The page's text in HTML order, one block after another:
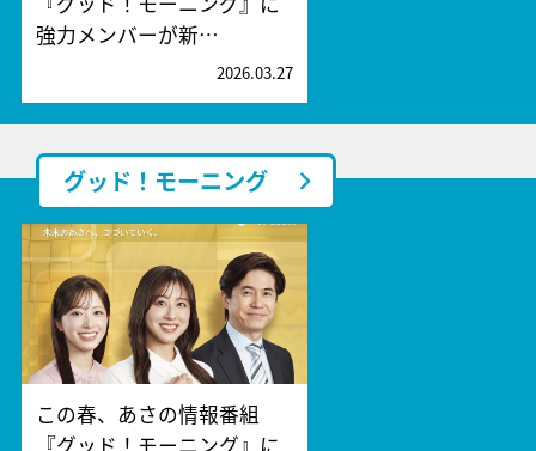
強力メンバーが新…
2026.03.27
グッド！モーニング
この春、あさの情報番組
『グッド！モーニング』に